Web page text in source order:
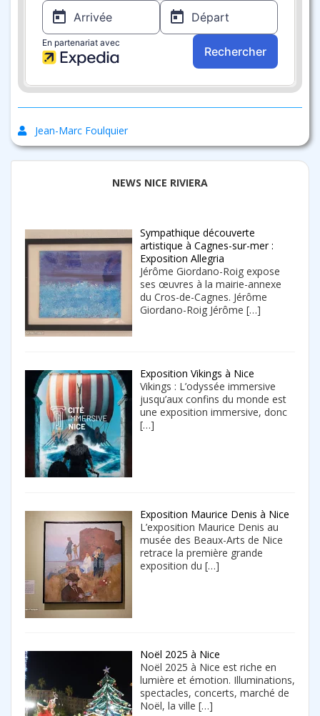
Jean-Marc Foulquier
NEWS NICE RIVIERA
Sympathique découverte
artistique à Cagnes-sur-mer :
Exposition Allegria
Jérôme Giordano-Roig expose
ses œuvres à la mairie-annexe
du Cros-de-Cagnes. Jérôme
Giordano-Roig Jérôme […]
Exposition Vikings à Nice
Vikings : L’odyssée immersive
jusqu’aux confins du monde est
une exposition immersive, donc
[…]
Exposition Maurice Denis à Nice
L’exposition Maurice Denis au
musée des Beaux-Arts de Nice
retrace la première grande
exposition du […]
Noël 2025 à Nice
Noël 2025 à Nice est riche en
lumière et émotion. Illuminations,
spectacles, concerts, marché de
Noël, la ville […]